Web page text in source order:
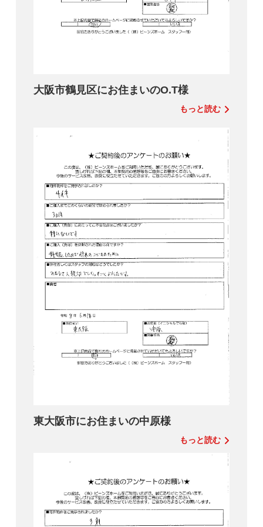
大阪市鶴見区にお住まいのO.T様
もっと読む
東大阪市にお住まいの中原様
もっと読む